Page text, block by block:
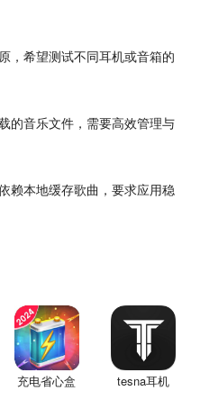
，希望测试不同耳机或音箱的
的音乐文件，需要高效管理与
赖本地缓存歌曲，要求应用稳
充电省心盒 tesna耳机